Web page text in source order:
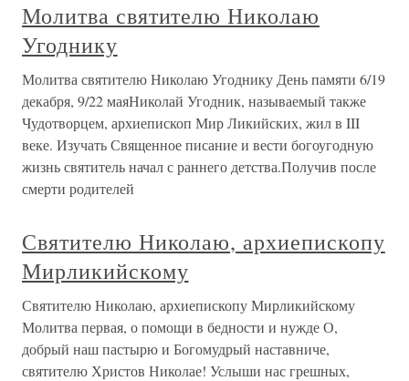
Молитва святителю Николаю
Угоднику
Молитва святителю Николаю Угоднику День памяти 6/19
декабря, 9/22 маяНиколай Угодник, называемый также
Чудотворцем, архиепископ Мир Ликийских, жил в III
веке. Изучать Священное писание и вести богоугодную
жизнь святитель начал с раннего детства.Получив после
смерти родителей
Святителю Николаю, архиепископу
Мирликийскому
Святителю Николаю, архиепископу Мирликийскому
Молитва первая, о помощи в бедности и нужде О,
добрый наш пастырю и Богомудрый наставниче,
святителю Христов Николае! Услыши нас грешных,